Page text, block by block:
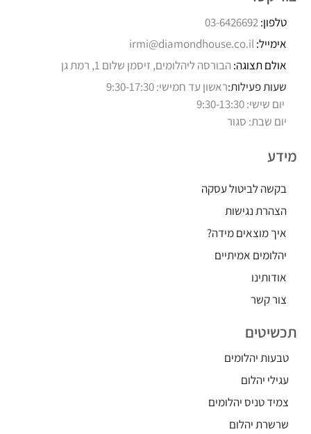
טלפון:03-6426692
אימייל:irmi@diamondhouse.co.il
אולם תצוגה: הבורסה ליהלומים, זיסמן שלום 1, רמת גן
שעות פעילות:ראשון עד חמישי: 9:30-17:30
יום שישי: 9:30-13:30
יום שבת: סגור
מידע
בקשה לביטול עסקה
הצהרת נגישות
איך מוצאים מידה?
יהלומים אמיתיים
אודותינו
צור קשר
תכשיטים
טבעות יהלומים
עגילי יהלום
צמיד טניס יהלומים
שרשרת יהלום